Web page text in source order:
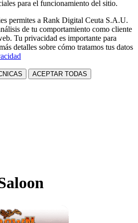
para el funcionamiento del sitio.
permites a Rank Digital Ceuta S.A.U.
de tu comportamiento como cliente
Tu privacidad es importante para
detalles sobre cómo tratamos tus datos
ACEPTAR TODAS